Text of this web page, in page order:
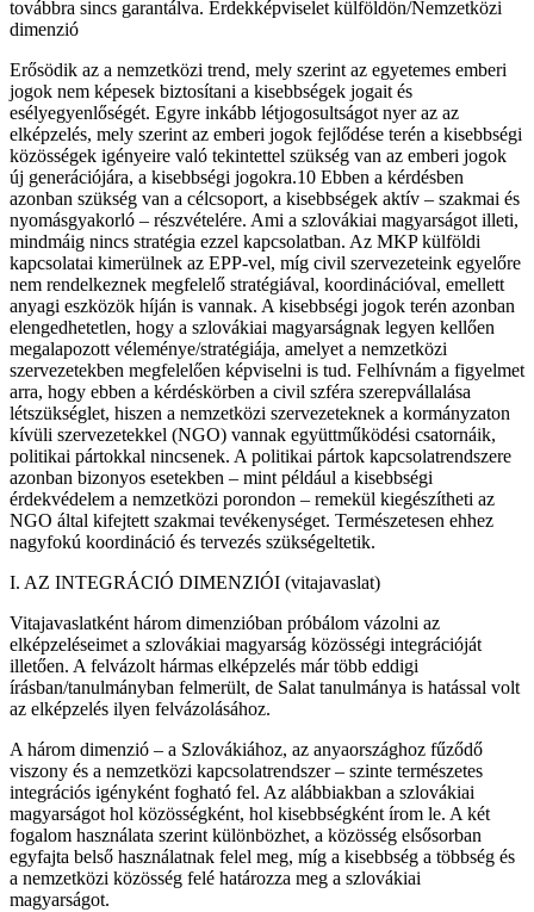
továbbra sincs garantálva. Érdekképviselet külföldön/Nemzetközi
dimenzió
Erősödik az a nemzetközi trend, mely szerint az egyetemes emberi
jogok nem képesek biztosítani a kisebbségek jogait és
esélyegyenlőségét. Egyre inkább létjogosultságot nyer az az
elképzelés, mely szerint az emberi jogok fejlődése terén a kisebbségi
közösségek igényeire való tekintettel szükség van az emberi jogok
új generációjára, a kisebbségi jogokra.10 Ebben a kérdésben
azonban szükség van a célcsoport, a kisebbségek aktív – szakmai és
nyomásgyakorló – részvételére. Ami a szlovákiai magyarságot illeti,
mindmáig nincs stratégia ezzel kapcsolatban. Az MKP külföldi
kapcsolatai kimerülnek az EPP-vel, míg civil szervezeteink egyelőre
nem rendelkeznek megfelelő stratégiával, koordinációval, emellett
anyagi eszközök híján is vannak. A kisebbségi jogok terén azonban
elengedhetetlen, hogy a szlovákiai magyarságnak legyen kellően
megalapozott véleménye/stratégiája, amelyet a nemzetközi
szervezetekben megfelelően képviselni is tud. Felhívnám a figyelmet
arra, hogy ebben a kérdéskörben a civil szféra szerepvállalása
létszükséglet, hiszen a nemzetközi szervezeteknek a kormányzaton
kívüli szervezetekkel (NGO) vannak együttműködési csatornáik,
politikai pártokkal nincsenek. A politikai pártok kapcsolatrendszere
azonban bizonyos esetekben – mint például a kisebbségi
érdekvédelem a nemzetközi porondon – remekül kiegészítheti az
NGO által kifejtett szakmai tevékenységet. Természetesen ehhez
nagyfokú koordináció és tervezés szükségeltetik.
I. AZ INTEGRÁCIÓ DIMENZIÓI (vitajavaslat)
Vitajavaslatként három dimenzióban próbálom vázolni az
elképzeléseimet a szlovákiai magyarság közösségi integrációját
illetően. A felvázolt hármas elképzelés már több eddigi
írásban/tanulmányban felmerült, de Salat tanulmánya is hatással volt
az elképzelés ilyen felvázolásához.
A három dimenzió – a Szlovákiához, az anyaországhoz fűződő
viszony és a nemzetközi kapcsolatrendszer – szinte természetes
integrációs igényként fogható fel. Az alábbiakban a szlovákiai
magyarságot hol közösségként, hol kisebbségként írom le. A két
fogalom használata szerint különbözhet, a közösség elsősorban
egyfajta belső használatnak felel meg, míg a kisebbség a többség és
a nemzetközi közösség felé határozza meg a szlovákiai
magyarságot.